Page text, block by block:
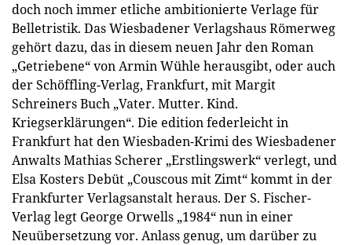
doch noch immer etliche ambitionierte Verlage für
Belletristik. Das Wiesbadener Verlagshaus Römerweg
gehört dazu, das in diesem neuen Jahr den Roman
„Getriebene“ von Armin Wühle herausgibt, oder auch
der Schöffling-Verlag, Frankfurt, mit Margit
Schreiners Buch „Vater. Mutter. Kind.
Kriegserklärungen“. Die edition federleicht in
Frankfurt hat den Wiesbaden-Krimi des Wiesbadener
Anwalts Mathias Scherer „Erstlingswerk“ verlegt, und
Elsa Kosters Debüt „Couscous mit Zimt“ kommt in der
Frankfurter Verlagsanstalt heraus. Der S. Fischer-
Verlag legt George Orwells „1984“ nun in einer
Neuübersetzung vor. Anlass genug, um darüber zu